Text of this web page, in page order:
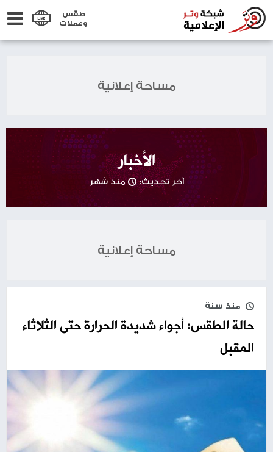
طقس
وعملات
مساحة إعلانية
الأخبار
آخر تحديث: منذ شهر
مساحة إعلانية
منذ سنة
حالة الطقس: أجواء شديدة الحرارة حتى الثلاثاء
المقبل